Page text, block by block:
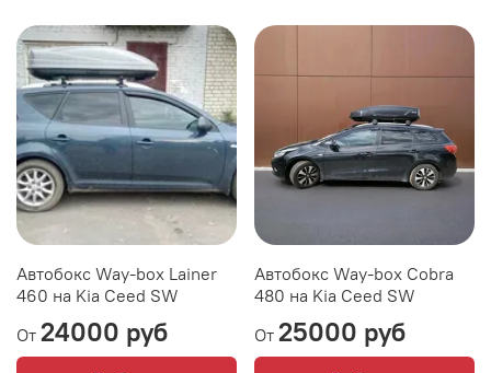
Автобокс Way-box Lainer
460 на Kia Ceed SW
От 24000 руб
Автобокс Way-box Cobra
480 на Kia Ceed SW
От 25000 руб